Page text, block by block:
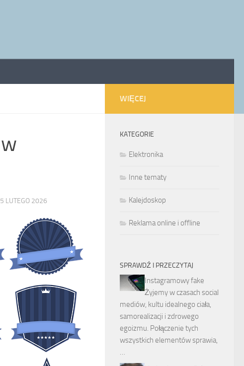
5 LUTEGO 2026
WIĘCEJ
KATEGORIE
Elektronika
Inne tematy
Kalejdoskop
Reklama online i offline
SPRAWDŹ I PRZECZYTAJ
Instagramowy fake
Żyjemy w czasach social
mediów, kultu idealnego ciała,
samorealizacji i zdrowego
egoizmu. Połączenie tych
wszystkich elementów sprawia,
…